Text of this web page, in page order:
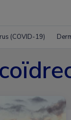
(COVID-19)